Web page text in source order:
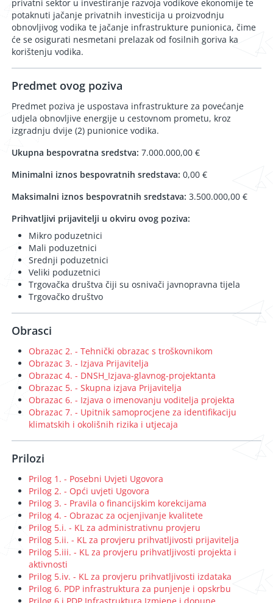
privatni sektor u investiranje razvoja vodikove ekonomije te
potaknuti jačanje privatnih investicija u proizvodnju
obnovljivog vodika te jačanje infrastrukture punionica, čime
će se osigurati nesmetani prelazak od fosilnih goriva ka
korištenju vodika.
Predmet ovog poziva
Predmet poziva je uspostava infrastrukture za povećanje
udjela obnovljive energije u cestovnom prometu, kroz
izgradnju dvije (2) punionice vodika.
Ukupna bespovratna sredstva: 7.000.000,00 €
Minimalni iznos bespovratnih sredstava: 0,00 €
Maksimalni iznos bespovratnih sredstava: 3.500.000,00 €
Prihvatljivi prijavitelji u okviru ovog poziva:
Mikro poduzetnici
Mali poduzetnici
Srednji poduzetnici
Veliki poduzetnici
Trgovačka društva čiji su osnivači javnopravna tijela
Trgovačko društvo
Obrasci
Obrazac 2. - Tehnički obrazac s troškovnikom
Obrazac 3. - Izjava Prijavitelja
Obrazac 4. - DNSH_Izjava-glavnog-projektanta
Obrazac 5. - Skupna izjava Prijavitelja
Obrazac 6. - Izjava o imenovanju voditelja projekta
Obrazac 7. - Upitnik samoprocjene za identifikaciju
klimatskih i okolišnih rizika i utjecaja
Prilozi
Prilog 1. - Posebni Uvjeti Ugovora
Prilog 2. - Opći uvjeti Ugovora
Prilog 3. - Pravila o financijskim korekcijama
Prilog 4. - Obrazac za ocjenjivanje kvalitete
Prilog 5.i. - KL za administrativnu provjeru
Prilog 5.ii. - KL za provjeru prihvatljivosti prijavitelja
Prilog 5.iii. - KL za provjeru prihvatljivosti projekta i
aktivnosti
Prilog 5.iv. - KL za provjeru prihvatljivosti izdataka
Prilog 6. PDP infrastruktura za punjenje i opskrbu